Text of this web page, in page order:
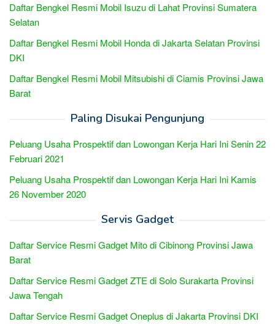
Daftar Bengkel Resmi Mobil Isuzu di Lahat Provinsi Sumatera
Selatan
Daftar Bengkel Resmi Mobil Honda di Jakarta Selatan Provinsi
DKI
Daftar Bengkel Resmi Mobil Mitsubishi di Ciamis Provinsi Jawa
Barat
Paling Disukai Pengunjung
Peluang Usaha Prospektif dan Lowongan Kerja Hari Ini Senin 22
Februari 2021
Peluang Usaha Prospektif dan Lowongan Kerja Hari Ini Kamis
26 November 2020
Servis Gadget
Daftar Service Resmi Gadget Mito di Cibinong Provinsi Jawa
Barat
Daftar Service Resmi Gadget ZTE di Solo Surakarta Provinsi
Jawa Tengah
Daftar Service Resmi Gadget Oneplus di Jakarta Provinsi DKI